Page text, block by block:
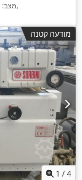
מצב:,
מודעה קטנה
1 /4